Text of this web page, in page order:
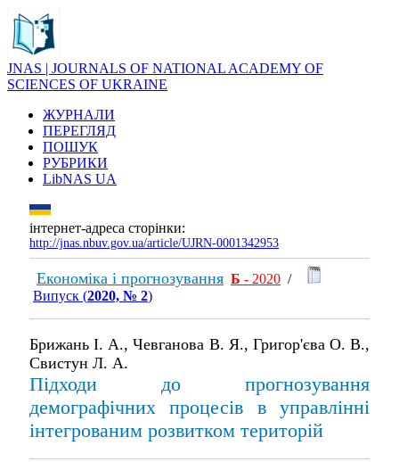
JNAS | JOURNALS OF NATIONAL ACADEMY OF
SCIENCES OF UKRAINE
ЖУРНАЛИ
ПЕРЕГЛЯД
ПОШУК
РУБРИКИ
LibNAS UA
інтернет-адреса сторінки:
http://jnas.nbuv.gov.ua/article/UJRN-0001342953
Економіка і прогнозування Б - 2020 /
Випуск (2020, № 2)
Брижань І. А., Чевганова В. Я., Григор'єва О. В.,
Свистун Л. А.
Підходи до прогнозування
демографічних процесів в управлінні
інтегрованим розвитком територій